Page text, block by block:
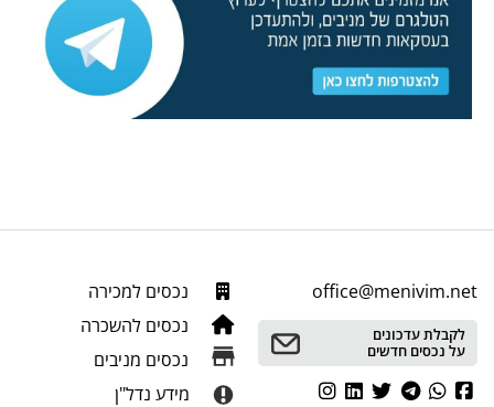
office@menivim.net
לקבלת עדכונים
על נכסים חדשים
נכסים למכירה
נכסים להשכרה
נכסים מניבים
מידע נדל"ן